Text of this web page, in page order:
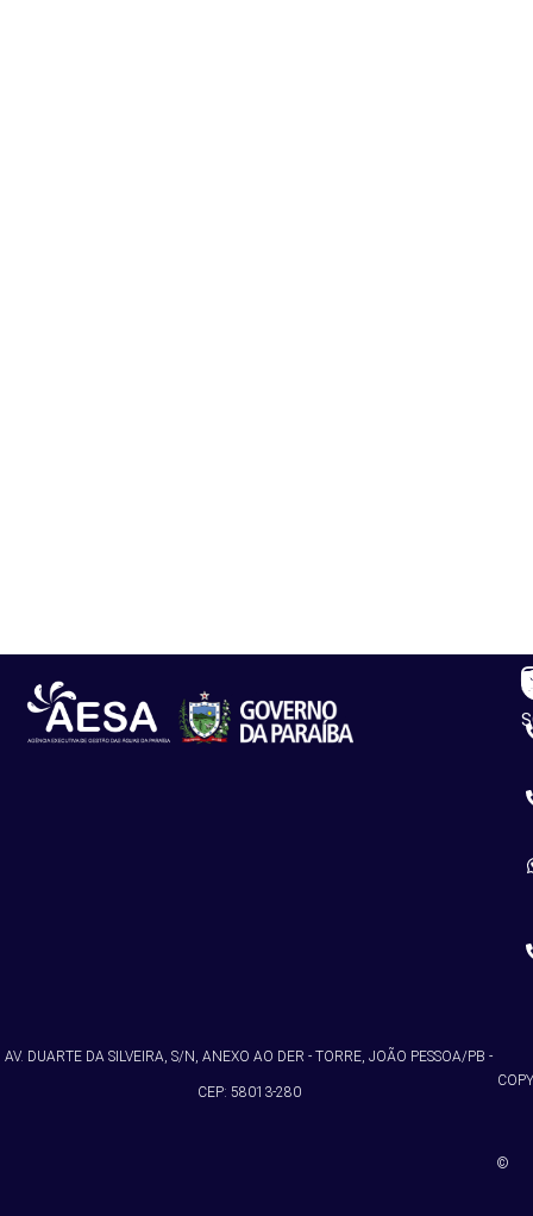
AV. DUARTE DA SILVEIRA, S/N, ANEXO AO DER - TORRE, JOÃO PESSOA/PB -
CEP: 58013-280
©